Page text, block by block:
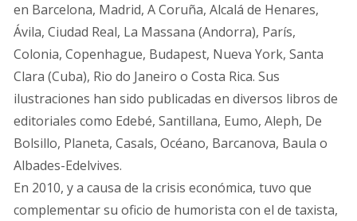
en Barcelona, Madrid, A Coruña, Alcalá de Henares,
Ávila, Ciudad Real, La Massana (Andorra), París,
Colonia, Copenhague, Budapest, Nueva York, Santa
Clara (Cuba), Rio do Janeiro o Costa Rica. Sus
ilustraciones han sido publicadas en diversos libros de
editoriales como Edebé, Santillana, Eumo, Aleph, De
Bolsillo, Planeta, Casals, Océano, Barcanova, Baula o
Albades-Edelvives.
En 2010, y a causa de la crisis económica, tuvo que
complementar su oficio de humorista con el de taxista,